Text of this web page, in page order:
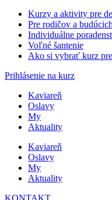
Kurzy a aktivity pre
Pre rodičov a
Individuálne
Voľné šantenie
Ako si vybrať kurz
Prihlásenie na kurz
Kaviareň
Oslavy
My
Aktuality
Kaviareň
Oslavy
My
Aktuality